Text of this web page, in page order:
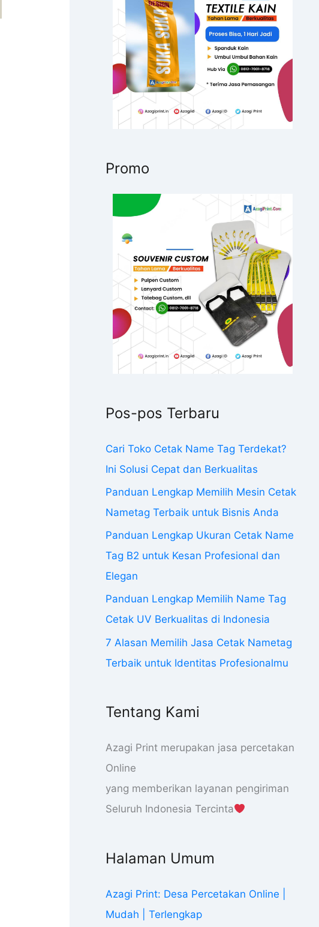
Promo
Pos-pos Terbaru
Cari Toko Cetak Name Tag Terdekat?
Ini Solusi Cepat dan Berkualitas
Panduan Lengkap Memilih Mesin Cetak
Nametag Terbaik untuk Bisnis Anda
Panduan Lengkap Ukuran Cetak Name
Tag B2 untuk Kesan Profesional dan
Elegan
Panduan Lengkap Memilih Name Tag
Cetak UV Berkualitas di Indonesia
7 Alasan Memilih Jasa Cetak Nametag
Terbaik untuk Identitas Profesionalmu
Tentang Kami
Azagi Print merupakan jasa percetakan
Online
yang memberikan layanan pengiriman
Seluruh Indonesia Tercinta
Halaman Umum
Azagi Print: Desa Percetakan Online |
Mudah | Terlengkap